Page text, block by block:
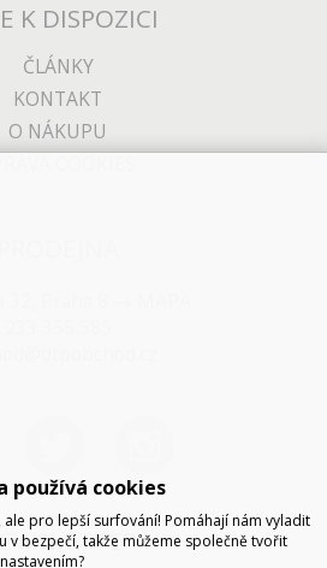
K DISPOZICI
ČLÁNKY
KONTAKT
O NÁKUPU
používá cookies
pro lepší surfování! Pomáhají nám vyladit
v bezpečí, takže můžeme společně tvořit